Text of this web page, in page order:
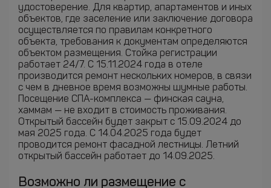
удостоверение. Для квартир, апартаментов и иных
объектов, где заселение или заключение договора
осуществляется по правилам конкретного
объекта, требования к документам определяются
объектом размещения. Стойка регистрации
работает 24/7. С 15.11.2024 года в отеле
производится ремонт нескольких номеров, в связи
с чем в дневное время возможны шумные работы.
Посещение СПА-комплекса — финская сауна,
хаммам — не входит в стоимость проживания.
Открытый бассейн будет закрыт с 15.09.2024 до
мая 2025 года. С 14.04.2025 года будет
проводится ремонт фасадной лестницы. Летний
открытый бассейн работает до 14.09.2025.
Возможно ли размещение с